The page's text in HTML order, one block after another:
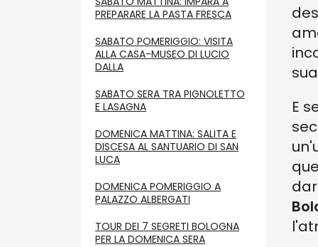
PREPARARE LA PASTA FRESCA
SABATO POMERIGGIO: VISITA
ALLA CASA-MUSEO DI LUCIO
DALLA
SABATO SERA TRA PIGNOLETTO
E LASAGNA
DOMENICA MATTINA: SALITA E
DISCESA AL SANTUARIO DI SAN
LUCA
DOMENICA POMERIGGIO A
PALAZZO ALBERGATI
TOUR DEI 7 SEGRETI BOLOGNA
PER LA DOMENICA SERA
E